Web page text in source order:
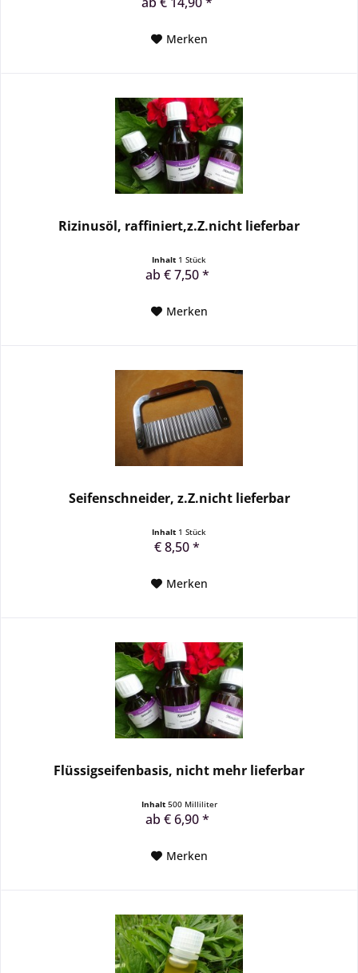
Merken
Rizinusöl, raffiniert,z.Z.nicht lieferbar
Inhalt 1 Stück
ab € 7,50 *
Merken
Seifenschneider, z.Z.nicht lieferbar
Inhalt 1 Stück
€ 8,50 *
Merken
Flüssigseifenbasis, nicht mehr lieferbar
Inhalt 500 Milliliter
ab € 6,90 *
Merken